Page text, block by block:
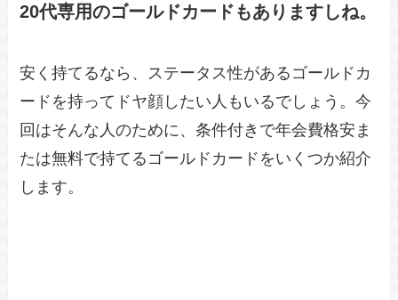
20代専用のゴールドカードもありますしね。
安く持てるなら、ステータス性があるゴールドカ
ードを持ってドヤ顔したい人もいるでしょう。今
回はそんな人のために、条件付きで年会費格安ま
たは無料で持てるゴールドカードをいくつか紹介
します。